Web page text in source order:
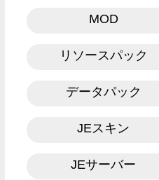
MOD
リソースパック
データパック
JEスキン
JEサーバー